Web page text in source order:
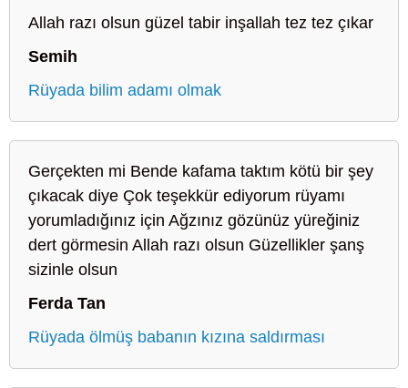
Allah razı olsun güzel tabir inşallah tez tez çıkar
Semih
Rüyada bilim adamı olmak
Gerçekten mi Bende kafama taktım kötü bir şey
çıkacak diye Çok teşekkür ediyorum rüyamı
yorumladığınız için Ağzınız gözünüz yüreğiniz
dert görmesin Allah razı olsun Güzellikler şanş
sizinle olsun
Ferda Tan
Rüyada ölmüş babanın kızına saldırması